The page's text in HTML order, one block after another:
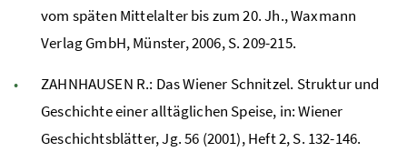
vom späten Mittelalter bis zum 20. Jh., Waxmann
Verlag GmbH, Münster, 2006, S. 209-215.
ZAHNHAUSEN R.: Das Wiener Schnitzel. Struktur und
Geschichte einer alltäglichen Speise, in: Wiener
Geschichtsblätter, Jg. 56 (2001), Heft 2, S. 132-146.